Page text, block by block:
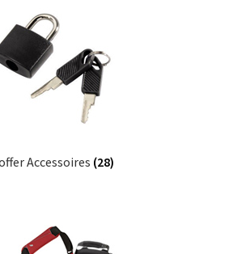
Accessoires (28)